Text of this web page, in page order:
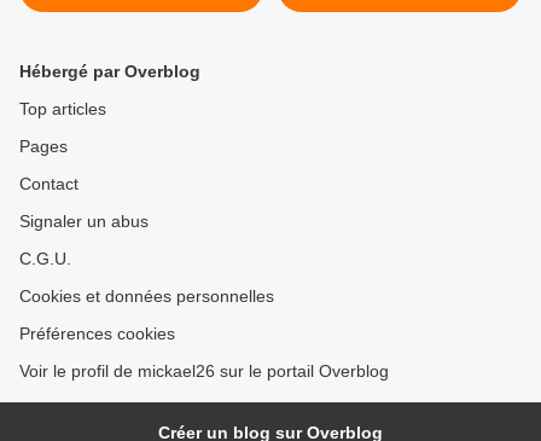
Hébergé par Overblog
Top articles
Pages
Contact
Signaler un abus
C.G.U.
Cookies et données personnelles
Préférences cookies
Voir le profil de mickael26 sur le portail Overblog
Créer un blog sur Overblog